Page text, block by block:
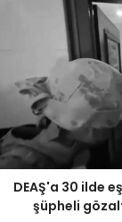
DEAŞ'a 30 ilde
şüpheli